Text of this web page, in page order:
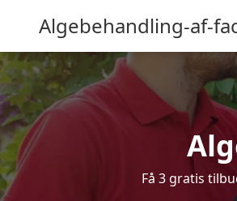
Algebehandling-af-
Få 3 gratis